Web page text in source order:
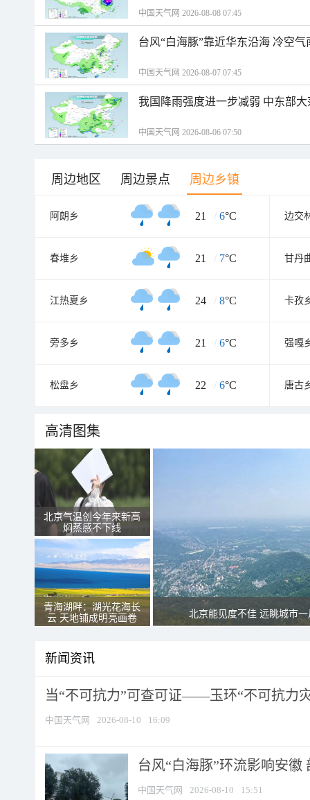
中国天气网 2026-08-08 07:45
台风“白海豚”靠近华东沿海 冷空
中国天气网 2026-08-07 07:45
我国降雨强度进一步减弱 中东部
中国天气网 2026-08-06 07:50
周边地区 周边景点 周边乡镇
阿朗乡 21 / 6°C 边交
春堆乡 21 / 7°C 甘丹
江热夏乡 24 / 8°C 卡孜
旁多乡 21 / 6°C 强嘎
松盘乡 22 / 6°C 唐古
高清图集
北京气温创今年来新高
焖蒸感不下线
青海湖畔：湖光花海长
云 天地铺成明亮画卷
北京能见度不佳 远眺城市
新闻资讯
当“不可抗力”可查可证——玉环“不可抗力
中国天气网 2026-08-10 16:09
台风“白海豚”环流影响安
中国天气网 2026-08-10 15:51